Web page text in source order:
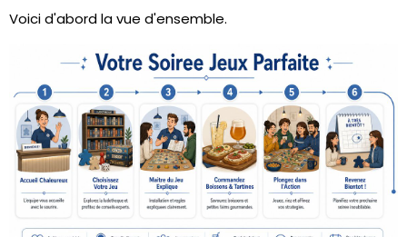
Voici d'abord la vue d'ensemble.